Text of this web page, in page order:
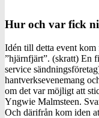
Hur och var fick
Idén till detta event kom
”hjärnfjärt”. (skratt) En
service
hantverksevenemang
om det var möjligt att
Yngwie Malmsteen.
Och därifrån kom iden